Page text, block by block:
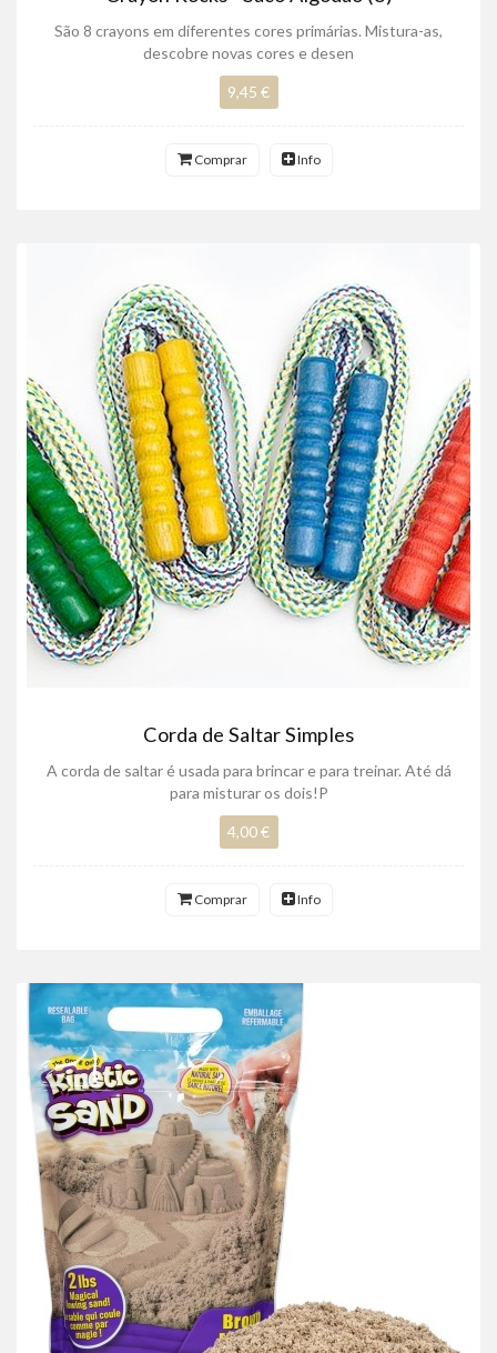
São 8 crayons em diferentes cores primárias. Mistura-as,
descobre novas cores e desen
9,45 €
Comprar Info
Corda de Saltar Simples
A corda de saltar é usada para brincar e para treinar. Até dá
para misturar os dois!P
4,00 €
Comprar Info